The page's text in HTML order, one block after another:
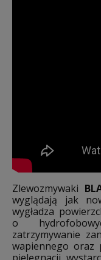
Zlewozmywaki
wyglądają jak
wygładza
o
zatrzymywanie
wapiennego oraz